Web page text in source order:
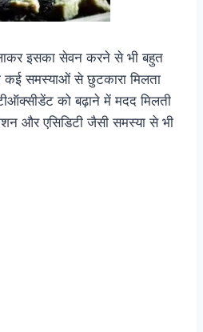
इसका सेवन करने से भी बहुत
कई समस्याओं से छुटकारा मिलता
को बढ़ाने में मदद मिलती
और एसिडिटी जैसी समस्या से भी